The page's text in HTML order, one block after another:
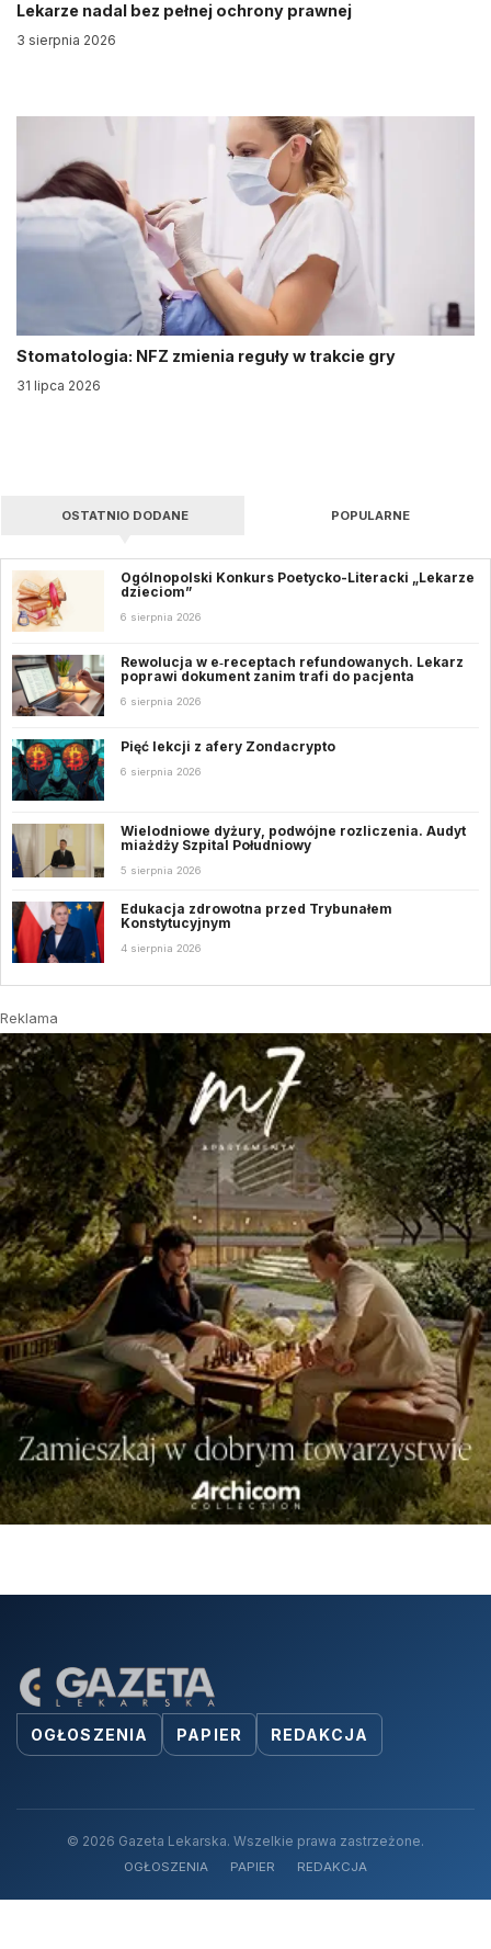
Lekarze nadal bez pełnej ochrony prawnej
3 sierpnia 2026
Stomatologia: NFZ zmienia reguły w trakcie gry
31 lipca 2026
OSTATNIO DODANE POPULARNE
Ogólnopolski Konkurs Poetycko-Literacki „Lekarze
dzieciom”
6 sierpnia 2026
Rewolucja w e‑receptach refundowanych. Lekarz
poprawi dokument zanim trafi do pacjenta
6 sierpnia 2026
Pięć lekcji z afery Zondacrypto
6 sierpnia 2026
Wielodniowe dyżury, podwójne rozliczenia. Audyt
miażdży Szpital Południowy
5 sierpnia 2026
Edukacja zdrowotna przed Trybunałem
Konstytucyjnym
4 sierpnia 2026
Reklama
OGŁOSZENIA PAPIER REDAKCJA
© 2026 Gazeta Lekarska. Wszelkie prawa zastrzeżone.
OGŁOSZENIA PAPIER REDAKCJA